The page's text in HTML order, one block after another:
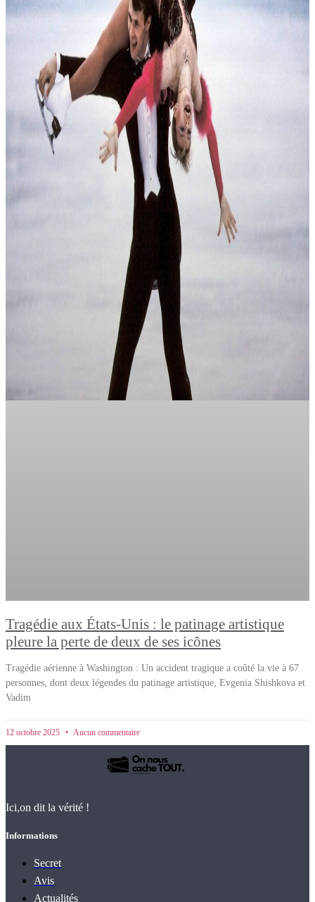
Tragédie aux États-Unis : le patinage artistique
pleure la perte de deux de ses icônes
Tragédie aérienne à Washington : Un accident tragique a coûté la vie à 67
personnes, dont deux légendes du patinage artistique, Evgenia Shishkova et
Vadim
12 octobre 2025 Aucun commentaire
Ici,on dit la vérité !
Informations
Secret
Avis
Actualités